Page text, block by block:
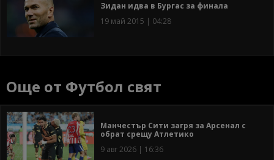
Зидан идва в Бургас за финала
19 май 2015 | 04:28
Още от Футбол свят
Манчестър Сити загря за Арсенал с
обрат срещу Атлетико
9 авг 2026 | 16:36